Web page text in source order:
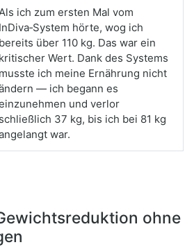
ich zum ersten Mal vom
InDiva‑System hörte, wog ich
bereits über 110 kg. Das war ein
kritischer Wert. Dank des Systems
musste ich meine Ernährung nicht
— ich begann es
und verlor
schließlich 37 kg, bis ich bei 81 kg
war.
ohne